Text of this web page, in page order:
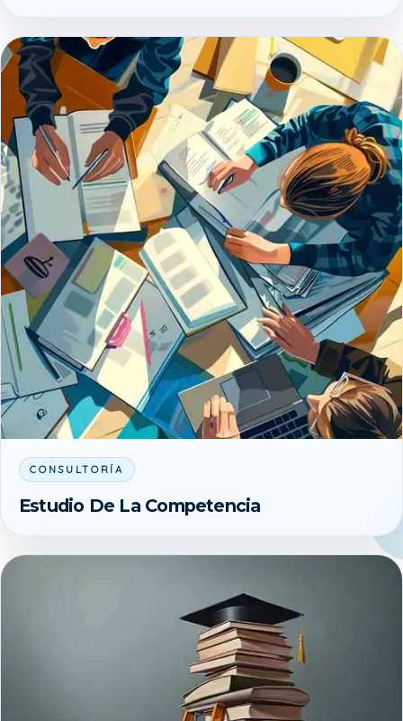
CONSULTORÍA
Estudio De La Competencia